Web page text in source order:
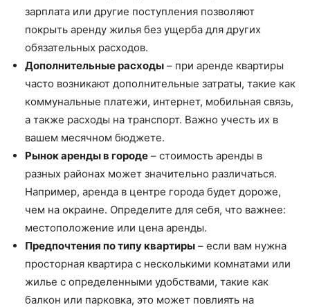
зарплата или другие поступления позволяют
покрыть аренду жилья без ущерба для других
обязательных расходов.
Дополнительные расходы – при аренде квартиры
часто возникают дополнительные затраты, такие как
коммунальные платежи, интернет, мобильная связь,
а также расходы на транспорт. Важно учесть их в
вашем месячном бюджете.
Рынок аренды в городе – стоимость аренды в
разных районах может значительно различаться.
Например, аренда в центре города будет дороже,
чем на окраине. Определите для себя, что важнее:
местоположение или цена аренды.
Предпочтения по типу квартиры – если вам нужна
просторная квартира с несколькими комнатами или
жилье с определенными удобствами, такие как
балкон или парковка, это может повлиять на